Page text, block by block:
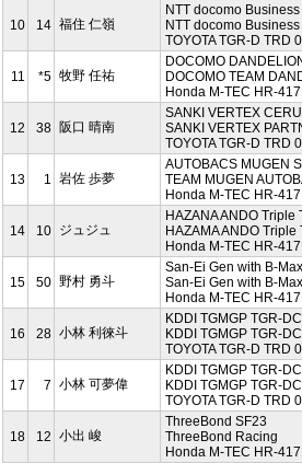
10 14 福住 仁嶺
NTT docomo
NTT docomo
TOYOTA TGR-D TRD
11 *5 牧野 任祐
DOCOMO
DOCOMO TEAM
Honda M-TEC HR-
12 38 阪口 晴南
SANKI VERTEX
SANKI VERTEX
TOYOTA TGR-D TRD
13 1 岩佐 歩夢
AUTOBACS MUGEN
TEAM MUGEN
Honda M-TEC HR-
14 10 ジュジュ
HAZANA ANDO Triple
HAZAMA ANDO Triple
Honda M-TEC HR-
15 50 野村 勇斗
San-Ei Gen with B-
San-Ei Gen with B-Max
Honda M-TEC HR-
16 28 小林 利徠斗
KDDI TGMGP TGR-
KDDI TGMGP TGR-DC
TOYOTA TGR-D TRD
17 7 小林 可夢偉
KDDI TGMGP TGR-
KDDI TGMGP TGR-DC
TOYOTA TGR-D TRD
18 12 小出 峻
ThreeBond SF23
ThreeBond Racing
Honda M-TEC HR-